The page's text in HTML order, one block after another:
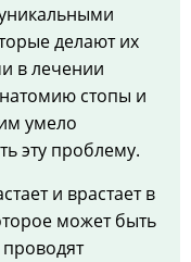
делают их
в лечении
стопы и
умело
эту проблему.
и врастает в
может быть